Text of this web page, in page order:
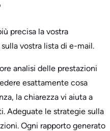
precisa la vostra
vostra lista di e-mail.
analisi delle prestazioni
esattamente cosa
la chiarezza vi aiuta a
Adeguate le strategie sulla
Ogni rapporto generato